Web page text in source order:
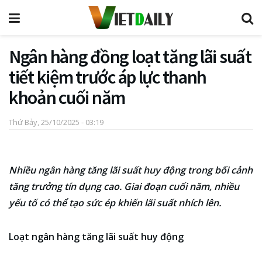
Ngân hàng đồng loạt tăng lãi suất
tiết kiệm trước áp lực thanh
khoản cuối năm
Thứ Bảy, 25/10/2025 - 03:19
Nhiều ngân hàng tăng lãi suất huy động trong bối cảnh
tăng trưởng tín dụng cao. Giai đoạn cuối năm, nhiều
yếu tố có thể tạo sức ép khiến lãi suất nhích lên.
Loạt ngân hàng tăng lãi suất huy động